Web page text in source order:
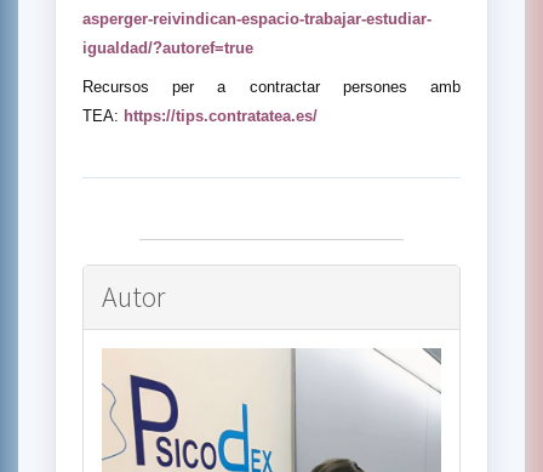
asperger-reivindican-espacio-trabajar-estudiar-
igualdad/?autoref=true
Recursos per a contractar persones amb
TEA: https://tips.contratatea.es/
Autor